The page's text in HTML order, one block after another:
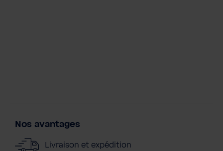
Nos avantages
Livraison et expédition